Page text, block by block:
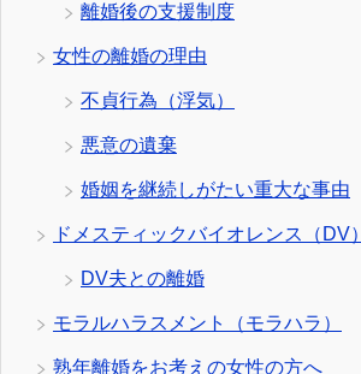
離婚後の支援制度
女性の離婚の理由
不貞行為（浮気）
悪意の遺棄
婚姻を継続しがたい重大な事由
ドメスティックバイオレンス（DV）
DV夫との離婚
モラルハラスメント（モラハラ）
熟年離婚をお考えの女性の方へ